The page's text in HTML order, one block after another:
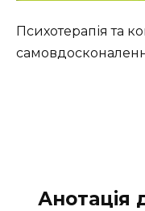
Психотерапія та
Анотація